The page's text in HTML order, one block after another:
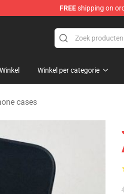
FREEshipping on
Winkel Winkel per categorie
cases